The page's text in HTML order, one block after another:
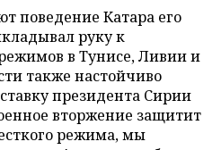
поведение Катара его
руку к
в Тунисе, Ливии и
также настойчиво
президента Сирии
вторжение защитит
режима, мы